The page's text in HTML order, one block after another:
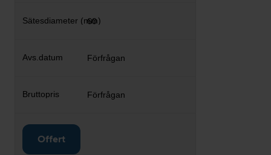
60
Förfrågan
Förfrågan
Offert